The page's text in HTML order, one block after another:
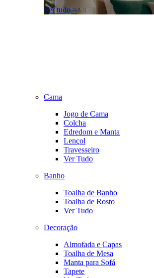
Ver tudo >
Cama
Jogo de Cama
Colcha
Edredom e Manta
Lençol
Travesseiro
Ver Tudo
Banho
Toalha de Banho
Toalha de Rosto
Ver Tudo
Decoração
Almofada e Capas
Toalha de Mesa
Manta para Sofá
Tapete